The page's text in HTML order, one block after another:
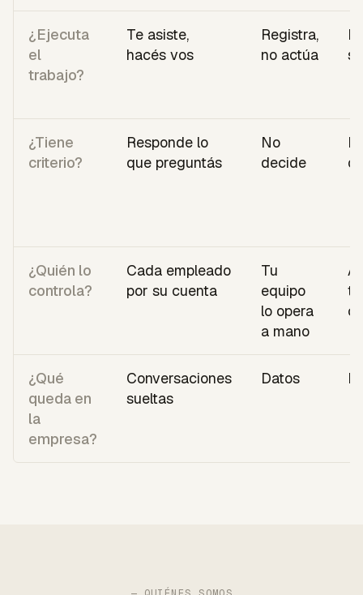
¿Ejecuta
el
trabajo?
Te asiste,
hacés vos
Registra,
no actúa
¿Tiene
criterio?
Responde lo
que preguntás
No
decide
¿Quién lo
controla?
Cada empleado
por su cuenta
Tu
equipo
lo opera
a mano
¿Qué
queda en
la
empresa?
Conversaciones
sueltas
Datos